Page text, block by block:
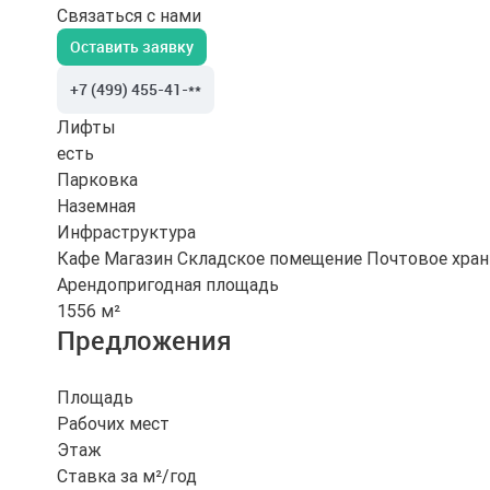
Связаться с нами
Оставить заявку
+7 (499) 455-41-**
Лифты
есть
Парковка
Наземная
Инфраструктура
Кафе Магазин Складское помещение Почтовое
Арендопригодная площадь
1556 м²
Предложения
Площадь
Рабочих мест
Этаж
Ставка за м²/год